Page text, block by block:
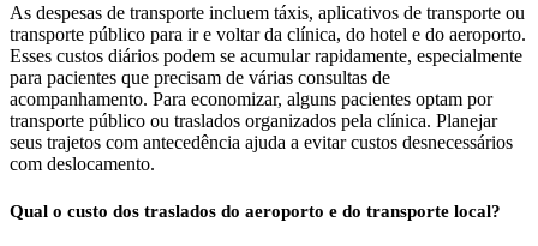
As despesas de transporte incluem táxis, aplicativos de transporte ou
transporte público para ir e voltar da clínica, do hotel e do aeroporto.
Esses custos diários podem se acumular rapidamente, especialmente
para pacientes que precisam de várias consultas de
acompanhamento. Para economizar, alguns pacientes optam por
transporte público ou traslados organizados pela clínica. Planejar
seus trajetos com antecedência ajuda a evitar custos desnecessários
com deslocamento.
Qual o custo dos traslados do aeroporto e do transporte local?